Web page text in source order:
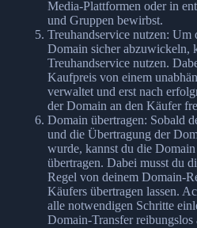
Media-Plattformen oder in
und Gruppen bewirbst.
Treuhandservice nutzen: Um
Domain sicher abzuwickeln,
Treuhandservice nutzen.
Kaufpreis von einem
verwaltet und erst nach
der Domain an den Käufer
Domain übertragen: Sobald
und die Übertragung der
wurde, kannst du die
übertragen. Dabei musst du
Regel von deinem Domain-
Käufers übertragen lassen.
alle notwendigen Schritte
Domain-Transfer reibungslos